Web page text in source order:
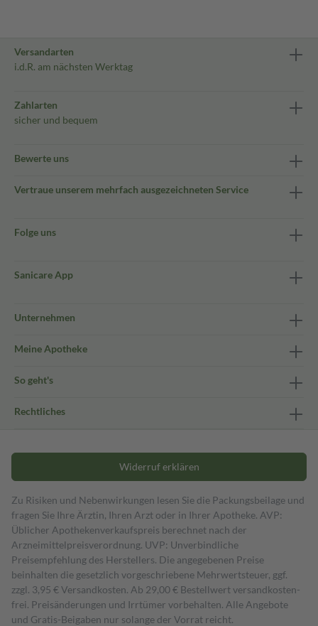
Versandarten
i.d.R. am nächsten Werktag
Zahlarten
sicher und bequem
Bewerte uns
Vertraue unserem mehrfach ausgezeichneten Service
Folge uns
Sanicare App
Unternehmen
Meine Apotheke
So geht's
Rechtliches
Widerruf erklären
Zu Risiken und Nebenwirkungen lesen Sie die Packungsbeilage und
fragen Sie Ihre Ärztin, Ihren Arzt oder in Ihrer Apotheke. AVP:
Üblicher Apothekenverkaufspreis berechnet nach der
Arzneimittelpreisverordnung. UVP: Unverbindliche
Preisempfehlung des Herstellers. Die angegebenen Preise
beinhalten die gesetzlich vorgeschriebene Mehrwertsteuer, ggf.
zzgl. 3,95 € Versandkosten. Ab 29,00 € Bestell­wert versand­kosten­
frei. Preisänderungen und Irrtümer vorbehalten. Alle Angebote
und Gratis-Beigaben nur solange der Vorrat reicht.